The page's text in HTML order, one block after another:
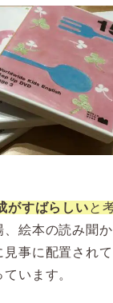
がすばらしいと
絵本の読み聞
事に配置されて
ています。